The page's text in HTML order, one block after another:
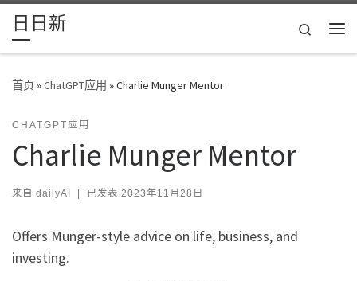
Skip to content
日日新
Search
首页»ChatGPT应用 »Charlie Munger Mentor
CHATGPT应用
Charlie Munger Mentor
来自 dailyAI | 已发表 2023年11月28日
Offers Munger-style advice on life, business, and
investing.